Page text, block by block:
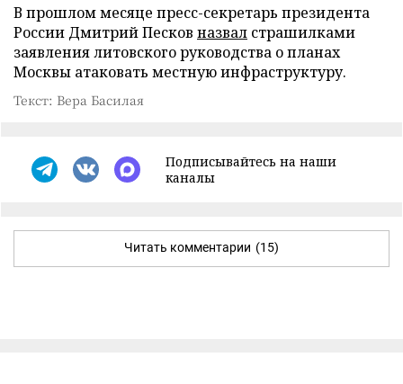
В прошлом месяце пресс-секретарь президента
России Дмитрий Песков назвал страшилками
заявления литовского руководства о планах
Москвы атаковать местную инфраструктуру.
Текст: Вера Басилая
Подписывайтесь на наши
каналы
Читать комментарии (15)